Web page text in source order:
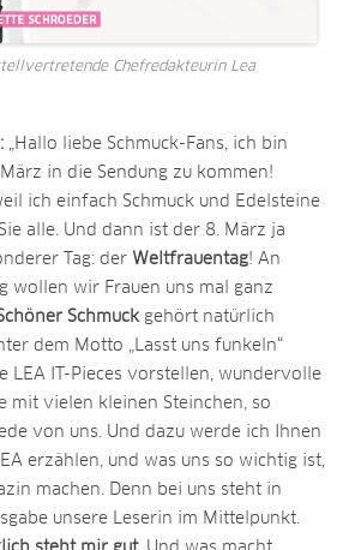
Chefredakteurin Lea
„Hallo liebe Schmuck-Fans, ich bin
in die Sendung zu kommen!
ich einfach Schmuck und Edelsteine
alle. Und dann ist der 8. März ja
Tag: der Weltfrauentag! An
wollen wir Frauen uns mal ganz
Schmuckgehört natürlich
dem Motto „Lasst uns funkeln“
LEA IT-Pieces vorstellen, wundervolle
mit vielen kleinen Steinchen, so
von uns. Und dazu werde ich Ihnen
erzählen, und was uns so wichtig ist,
machen. Denn bei uns steht in
unsere Leserin im Mittelpunkt.